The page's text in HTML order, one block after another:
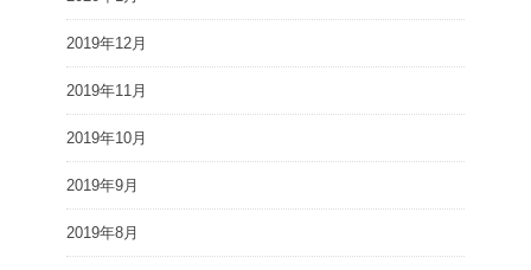
2019年12月
2019年11月
2019年10月
2019年9月
2019年8月